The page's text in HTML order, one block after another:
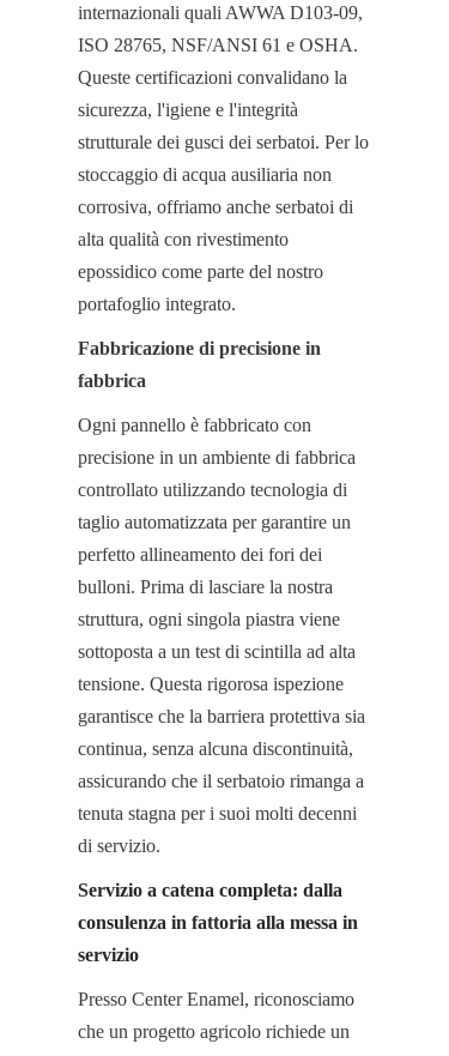
internazionali quali AWWA D103-09,
ISO 28765, NSF/ANSI 61 e OSHA.
Queste certificazioni convalidano la
sicurezza, l'igiene e l'integrità
strutturale dei gusci dei serbatoi. Per lo
stoccaggio di acqua ausiliaria non
corrosiva, offriamo anche serbatoi di
alta qualità con rivestimento
epossidico come parte del nostro
portafoglio integrato.
Fabbricazione di precisione in
fabbrica
Ogni pannello è fabbricato con
precisione in un ambiente di fabbrica
controllato utilizzando tecnologia di
taglio automatizzata per garantire un
perfetto allineamento dei fori dei
bulloni. Prima di lasciare la nostra
struttura, ogni singola piastra viene
sottoposta a un test di scintilla ad alta
tensione. Questa rigorosa ispezione
garantisce che la barriera protettiva sia
continua, senza alcuna discontinuità,
assicurando che il serbatoio rimanga a
tenuta stagna per i suoi molti decenni
di servizio.
Servizio a catena completa: dalla
consulenza in fattoria alla messa in
servizio
Presso Center Enamel, riconosciamo
che un progetto agricolo richiede un